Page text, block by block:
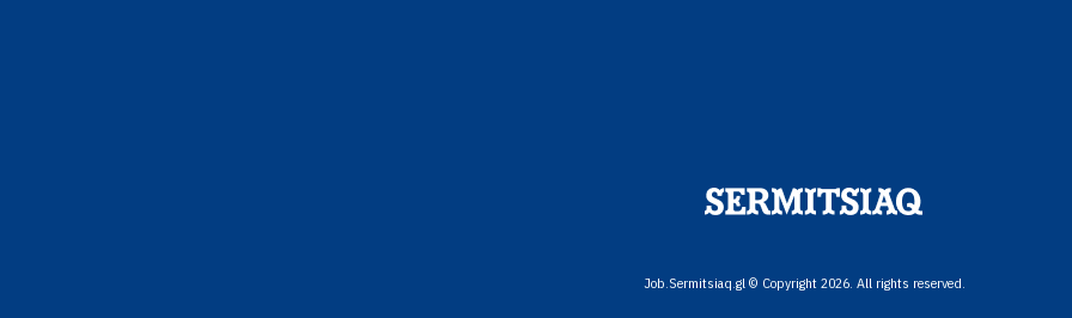
Job.Sermitsiaq.gl © Copyright 2026. All rights reserved.